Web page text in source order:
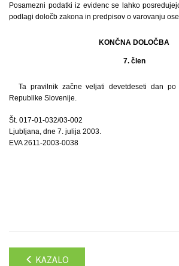
Posamezni podatki iz evidenc se lahko
podlagi določb zakona in predpisov o varovanju
KONČNA DOLOČBA
7. člen
Ta pravilnik začne veljati devetdeseti dan
Republike Slovenije.
Št. 017-01-032/03-002
Ljubljana, dne 7. julija 2003.
EVA 2611-2003-0038
KAZALO